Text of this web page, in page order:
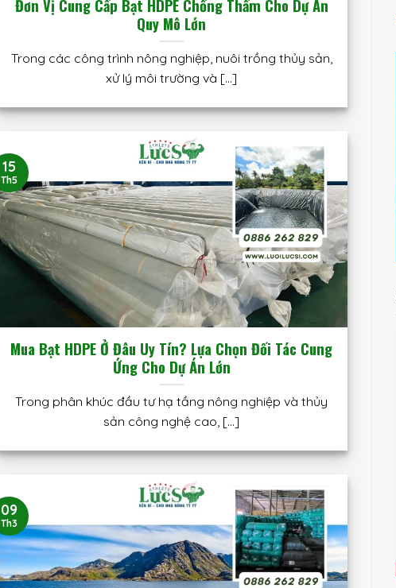
Đơn Vị Cung Cấp Bạt HDPE Chống Thấm Cho Dự Án
Quy Mô Lớn
Trong các công trình nông nghiệp, nuôi trồng thủy sản,
xử lý môi trường và [...]
Mua Bạt HDPE Ở Đâu Uy Tín? Lựa Chọn Đối Tác Cung
Ứng Cho Dự Án Lớn
Trong phân khúc đầu tư hạ tầng nông nghiệp và thủy
sản công nghệ cao, [...]
15
Th5
09
Th3